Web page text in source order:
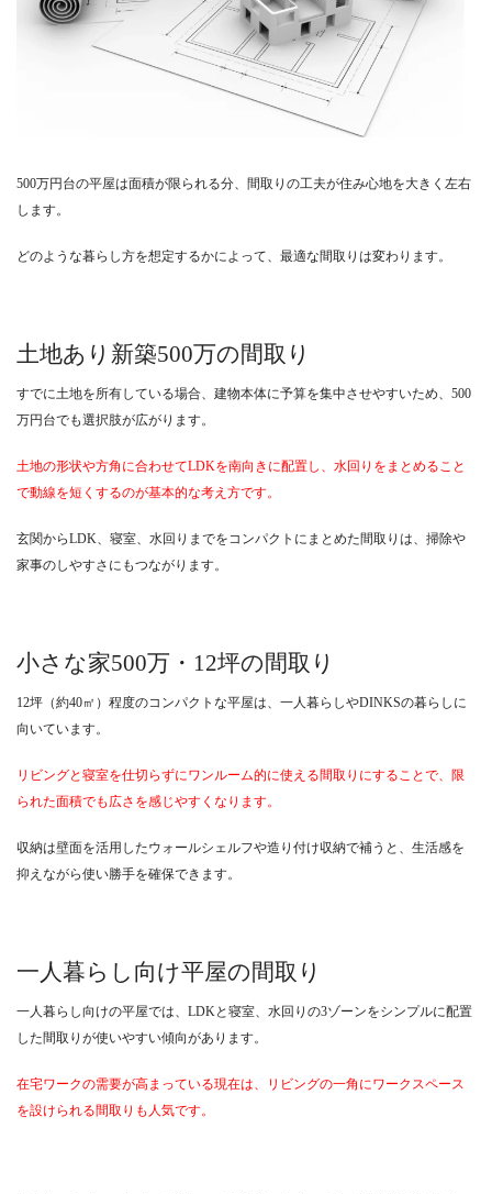
500万円台の平屋は面積が限られる分、間取りの工夫が住み心地を大きく左右
します。
どのような暮らし方を想定するかによって、最適な間取りは変わります。
土地あり新築500万の間取り
すでに土地を所有している場合、建物本体に予算を集中させやすいため、500
万円台でも選択肢が広がります。
土地の形状や方角に合わせてLDKを南向きに配置し、水回りをまとめること
で動線を短くするのが基本的な考え方です。
玄関からLDK、寝室、水回りまでをコンパクトにまとめた間取りは、掃除や
家事のしやすさにもつながります。
小さな家500万・12坪の間取り
12坪（約40㎡）程度のコンパクトな平屋は、一人暮らしやDINKSの暮らしに
向いています。
リビングと寝室を仕切らずにワンルーム的に使える間取りにすることで、限
られた面積でも広さを感じやすくなります。
収納は壁面を活用したウォールシェルフや造り付け収納で補うと、生活感を
抑えながら使い勝手を確保できます。
一人暮らし向け平屋の間取り
一人暮らし向けの平屋では、LDKと寝室、水回りの3ゾーンをシンプルに配置
した間取りが使いやすい傾向があります。
在宅ワークの需要が高まっている現在は、リビングの一角にワークスペース
を設けられる間取りも人気です。